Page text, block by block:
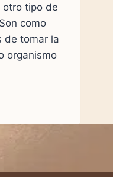
otro tipo de
como
de tomar la
organismo